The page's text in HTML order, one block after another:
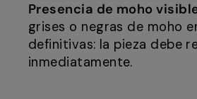
Presencia de moho
grises o negras de moho
definitivas: la pieza debe
inmediatamente.